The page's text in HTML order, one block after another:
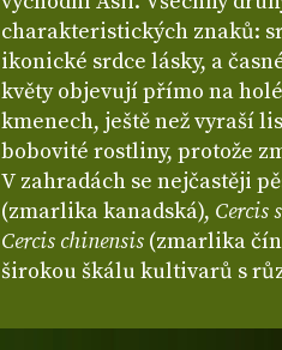
charakteristických znaků:
ikonické srdce lásky, a
květy objevují přímo na
kmenech, ještě než vyraší
bobovité rostliny, protože
V zahradách se nejčastěji
(zmarlika kanadská), Cercis
Cercis chinensis (zmarlika
širokou škálu kultivarů s